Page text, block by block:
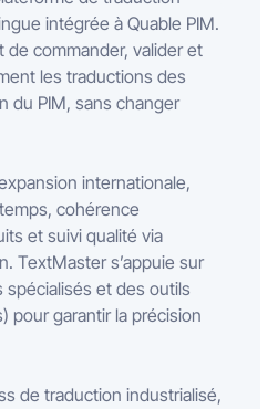
intégrée à Quable PIM.
de commander, valider et
les traductions des
du PIM, sans changer
internationale,
cohérence
et suivi qualité via
TextMaster s’appuie sur
et des outils
pour garantir la précision
de traduction industrialisé,